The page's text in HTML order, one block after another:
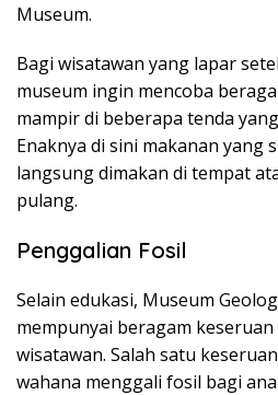
Museum.
Bagi wisatawan yang lapar
museum ingin mencoba
mampir di beberapa tenda
Enaknya di sini makanan yang
langsung dimakan di tempat
pulang.
Penggalian Fosil
Selain edukasi, Museum
mempunyai beragam
wisatawan. Salah satu
wahana menggali fosil bagi